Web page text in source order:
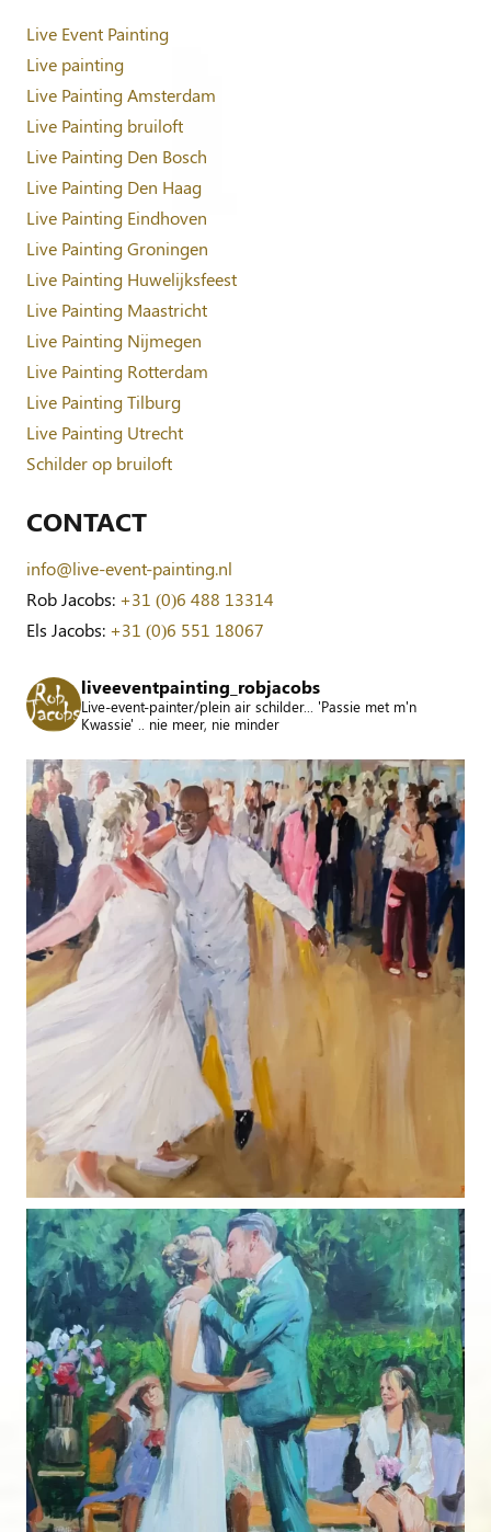
Live Event Painting
Live painting
Live Painting Amsterdam
Live Painting bruiloft
Live Painting Den Bosch
Live Painting Den Haag
Live Painting Eindhoven
Live Painting Groningen
Live Painting Huwelijksfeest
Live Painting Maastricht
Live Painting Nijmegen
Live Painting Rotterdam
Live Painting Tilburg
Live Painting Utrecht
Schilder op bruiloft
CONTACT
info@live-event-painting.nl
Rob Jacobs: +31 (0)6 488 13314
Els Jacobs: +31 (0)6 551 18067
liveeventpainting_robjacobs
Live-event-painter/plein air schilder... 'Passie met m'n
Kwassie' .. nie meer, nie minder